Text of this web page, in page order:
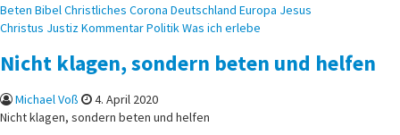
Posted
in
Beten BibelChristliches Corona Deutschland Europa Jesus
Christus JustizKommentarPolitikWas ich erlebe
Nicht klagen, sondern beten und helfen
Michael Voß
4. April 2020
Nicht klagen, sondern beten und helfen